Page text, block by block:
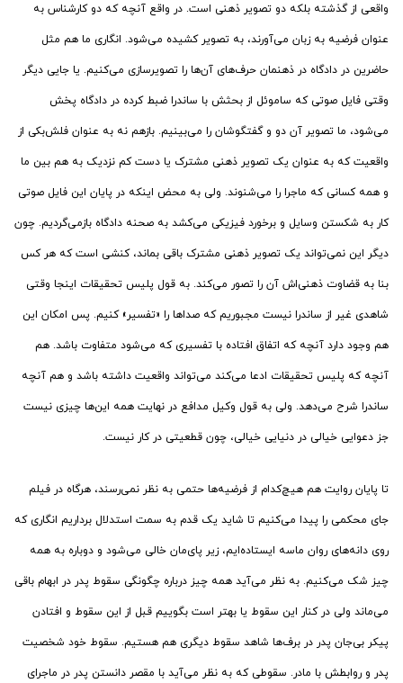
واقعی از گذشته بلکه دو تصویر ذهنی است. در واقع آنچه که دو کارشناس به
عنوان فرضیه به زبان می‌آورند، به تصویر کشیده می‌شود. انگاری ما هم مثل
حاضرین در دادگاه در ذهنمان حرف‌های آن‌ها را تصویرسازی می‌کنیم. یا جایی دیگر
وقتی فایل صوتی که ساموئل از بحثش با ساندرا ضبط کرده در دادگاه پخش
می‌شود، ما تصویر آن دو و گفتگوشان را می‌بینیم. بازهم نه به عنوان فلش‌بکی از
واقعیت که به عنوان یک تصویر ذهنی مشترک یا دست کم نزدیک به هم بین ما
و همه کسانی که ماجرا را می‌شنوند. ولی به محض اینکه در پایان این فایل صوتی
کار به شکستن وسایل و برخورد فیزیکی می‌کشد به صحنه دادگاه بازمی‌گردیم. چون
دیگر این نمی‌تواند یک تصویر ذهنی مشترک باقی بماند، کنشی است که هر کس
بنا به قضاوت ذهنی‌اش آن را تصور می‌کند. به قول پلیس تحقیقات اینجا وقتی
شاهدی غیر از ساندرا نیست مجبوریم که صداها را «تفسیر» کنیم. پس امکان این
هم وجود دارد آنچه که اتفاق افتاده با تفسیری که می‌شود متفاوت باشد. هم
آنچه که پلیس تحقیقات ادعا می‌کند می‌تواند واقعیت داشته باشد و هم آنچه
ساندرا شرح می‌دهد. ولی به قول وکیل مدافع در نهایت همه این‌ها چیزی نیست
جز دعوایی خیالی در دنیایی خیالی، چون قطعیتی در کار نیست.
تا پایان روایت هم هیچ‌کدام از فرضیه‌ها حتمی به نظر نمی‌رسند، هرگاه در فیلم
جای محکمی را پیدا می‌کنیم تا شاید یک قدم به سمت استدلال برداریم انگاری که
روی دانه‌های روان ماسه ایستاده‌ایم، زیر پای‌مان خالی می‌شود و دوباره به همه
چیز شک می‌کنیم. به نظر می‌آید همه چیز درباره چگونگی سقوط پدر در ابهام باقی
می‌ماند ولی در کنار این سقوط یا بهتر است بگوییم قبل از این سقوط و افتادن
پیکر بی‌جان پدر در برف‌ها شاهد سقوط دیگری هم هستیم. سقوط خود شخصیت
پدر و روابطش با مادر. سقوطی که به نظر می‌آید با مقصر دانستن پدر در ماجرای